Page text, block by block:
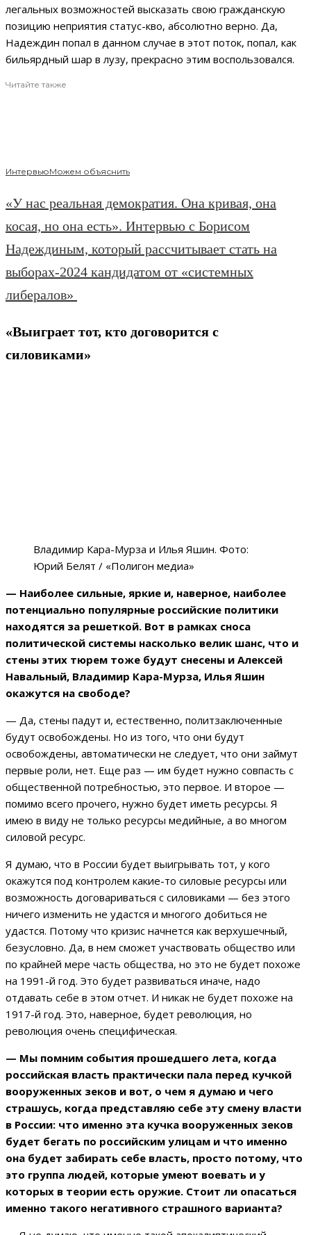
легальных возможностей высказать свою гражданскую
позицию неприятия статус-кво, абсолютно верно. Да,
Надеждин попал в данном случае в этот поток, попал, как
бильярдный шар в лузу, прекрасно этим воспользовался.
Читайте также
ИнтервьюМожем объяснить
«У нас реальная демократия. Она кривая, она
косая, но она есть». Интервью с Борисом
Надеждиным, который рассчитывает стать на
выборах-2024 кандидатом от «системных
либералов»
«Выиграет тот, кто договорится с
силовиками»
Владимир Кара-Мурза и Илья Яшин. Фото:
Юрий Белят / «Полигон медиа»
— Наиболее сильные, яркие и, наверное, наиболее
потенциально популярные российские политики
находятся за решеткой. Вот в рамках сноса
политической системы насколько велик шанс, что и
стены этих тюрем тоже будут снесены и Алексей
Навальный, Владимир Кара-Мурза, Илья Яшин
окажутся на свободе?
— Да, стены падут и, естественно, политзаключенные
будут освобождены. Но из того, что они будут
освобождены, автоматически не следует, что они займут
первые роли, нет. Еще раз — им будет нужно совпасть с
общественной потребностью, это первое. И второе —
помимо всего прочего, нужно будет иметь ресурсы. Я
имею в виду не только ресурсы медийные, а во многом
силовой ресурс.
Я думаю, что в России будет выигрывать тот, у кого
окажутся под контролем какие-то силовые ресурсы или
возможность договариваться с силовиками — без этого
ничего изменить не удастся и многого добиться не
удастся. Потому что кризис начнется как верхушечный,
безусловно. Да, в нем сможет участвовать общество или
по крайней мере часть общества, но это не будет похоже
на 1991-й год. Это будет развиваться иначе, надо
отдавать себе в этом отчет. И никак не будет похоже на
1917-й год. Это, наверное, будет революция, но
революция очень специфическая.
— Мы помним события прошедшего лета, когда
российская власть практически пала перед кучкой
вооруженных зеков и вот, о чем я думаю и чего
страшусь, когда представляю себе эту смену власти
в России: что именно эта кучка вооруженных зеков
будет бегать по российским улицам и что именно
она будет забирать себе власть, просто потому, что
это группа людей, которые умеют воевать и у
которых в теории есть оружие. Стоит ли опасаться
именно такого негативного страшного варианта?